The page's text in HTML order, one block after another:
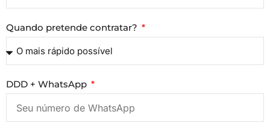
Quando pretende contratar?
DDD + WhatsApp